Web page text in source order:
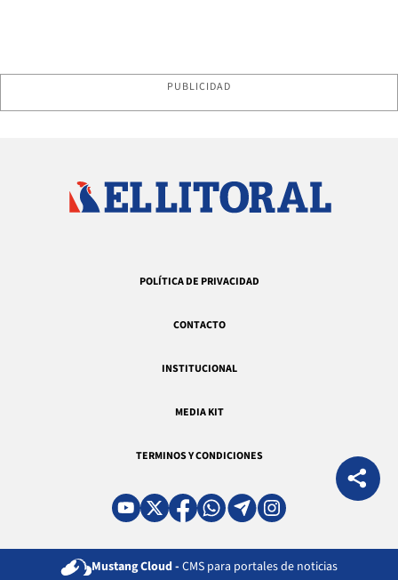
PUBLICIDAD
POLÍTICA DE PRIVACIDAD
CONTACTO
INSTITUCIONAL
MEDIA KIT
TERMINOS Y CONDICIONES
Mustang Cloud - CMS para portales de noticias